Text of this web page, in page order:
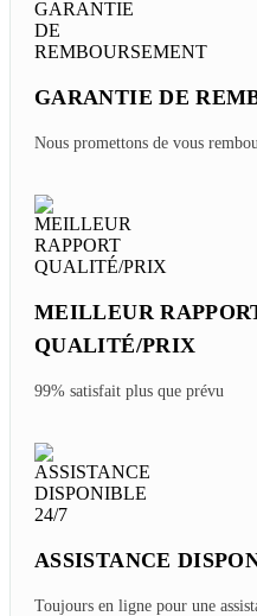
GARANTIE DE
Nous promettons de vous
MEILLEUR
QUALITÉ/PRIX
99% satisfait plus que prévu
ASSISTANCE
Toujours en ligne pour une